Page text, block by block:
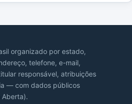
organizado por estado,
telefone, e-mail,
responsável, atribuições
— com dados públicos